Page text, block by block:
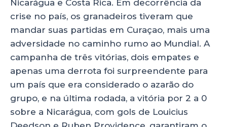
Nicarágua e Costa Rica. Em decorrência da
crise no país, os granadeiros tiveram que
mandar suas partidas em Curaçao, mais uma
adversidade no caminho rumo ao Mundial. A
campanha de três vitórias, dois empates e
apenas uma derrota foi surpreendente para
um país que era considerado o azarão do
grupo, e na última rodada, a vitória por 2 a 0
sobre a Nicarágua, com gols de Louicius